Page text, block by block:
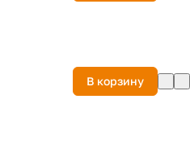
В корзину